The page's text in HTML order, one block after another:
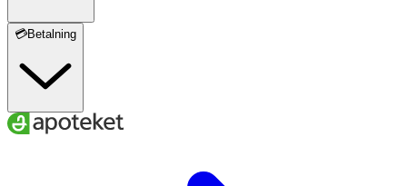
💳Betalning